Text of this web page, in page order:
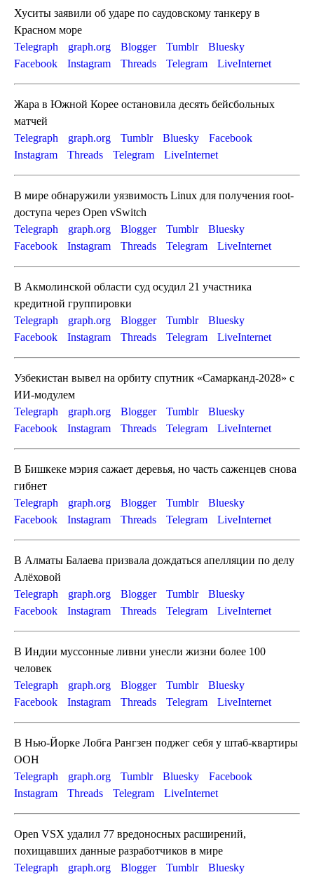
Хуситы заявили об ударе по саудовскому танкеру в
Красном море
Telegraph
graph.org Blogger Tumblr
Bluesky
Facebook
Instagram Threads Telegram LiveInternet
Жара в Южной Корее остановила десять бейсбольных
матчей
Telegraph
graph.org Tumblr Bluesky
Facebook
Instagram
Threads Telegram LiveInternet
В мире обнаружили уязвимость Linux для получения root-
доступа через Open vSwitch
Telegraph
graph.org Blogger Tumblr
Bluesky
Facebook
Instagram Threads Telegram LiveInternet
В Акмолинской области суд осудил 21 участника
кредитной группировки
Telegraph
graph.org Blogger Tumblr
Bluesky
Facebook
Instagram Threads Telegram LiveInternet
Узбекистан вывел на орбиту спутник «Самарканд-2028» с
ИИ-модулем
Telegraph
graph.org Blogger Tumblr
Bluesky
Facebook
Instagram Threads Telegram LiveInternet
В Бишкеке мэрия сажает деревья, но часть саженцев снова
гибнет
Telegraph
graph.org Blogger Tumblr
Bluesky
Facebook
Instagram Threads Telegram LiveInternet
В Алматы Балаева призвала дождаться апелляции по делу
Алёховой
Telegraph
graph.org Blogger Tumblr
Bluesky
Facebook
Instagram Threads Telegram LiveInternet
В Индии муссонные ливни унесли жизни более 100
человек
Telegraph
graph.org Blogger Tumblr
Bluesky
Facebook
Instagram Threads Telegram LiveInternet
В Нью-Йорке Лобга Рангзен поджег себя у штаб-квартиры
ООН
Telegraph
graph.org Tumblr Bluesky
Facebook
Instagram
Threads Telegram LiveInternet
Open VSX удалил 77 вредоносных расширений,
похищавших данные разработчиков в мире
Telegraph
graph.org Blogger Tumblr
Bluesky